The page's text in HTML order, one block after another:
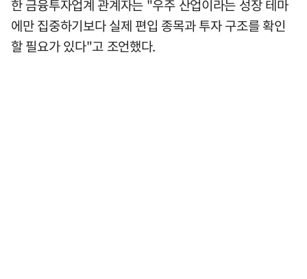
한 금융투자업계 관계자는 "우주 산업이라는 성장 테마
에만 집중하기보다 실제 편입 종목과 투자 구조를 확인
할 필요가 있다"고 조언했다.